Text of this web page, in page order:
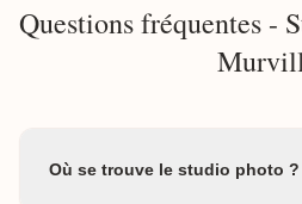
Questions fréquentes -
Où se trouve le studio photo ?